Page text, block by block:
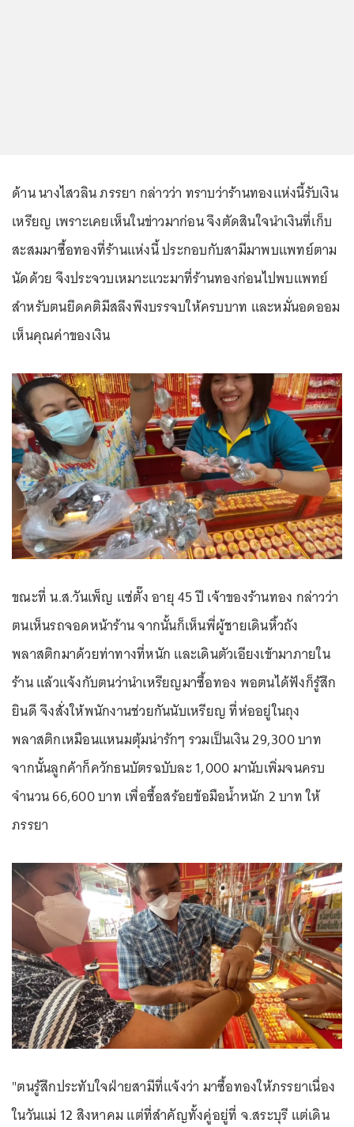
ด้าน นางไสวลิน ภรรยา กล่าวว่า ทราบว่าร้านทองแห่งนี้รับเงิน
เหรียญ เพราะเคยเห็นในข่าวมาก่อน จึงตัดสินใจนำเงินที่เก็บ
สะสมมาซื้อทองที่ร้านแห่งนี้ ประกอบกับสามีมาพบแพทย์ตาม
นัดด้วย จึงประจวบเหมาะแวะมาที่ร้านทองก่อนไปพบแพทย์
สำหรับตนยึดคติมีสลึงพึงบรรจบให้ครบบาท และหมั่นอดออม
เห็นคุณค่าของเงิน
ขณะที่ น.ส.วันเพ็ญ แซ่ตั๊ง อายุ 45 ปี เจ้าของร้านทอง กล่าวว่า
ตนเห็นรถจอดหน้าร้าน จากนั้นก็เห็นพี่ผู้ชายเดินหิ้วถัง
พลาสติกมาด้วยท่าทางที่หนัก และเดินตัวเอียงเข้ามาภายใน
ร้าน แล้วแจ้งกับตนว่านำเหรียญมาซื้อทอง พอตนได้ฟังก็รู้สึก
ยินดี จึงสั่งให้พนักงานช่วยกันนับเหรียญ ที่ห่ออยู่ในถุง
พลาสติกเหมือนแหนมตุ้มน่ารักๆ รวมเป็นเงิน 29,300 บาท
จากนั้นลูกค้าก็ควักธนบัตรฉบับละ 1,000 มานับเพิ่มจนครบ
จำนวน 66,600 บาท เพื่อซื้อสร้อยข้อมือน้ำหนัก 2 บาท ให้
ภรรยา
"ตนรู้สึกประทับใจฝ่ายสามีที่แจ้งว่า มาซื้อทองให้ภรรยาเนื่อง
ในวันแม่ 12 สิงหาคม แต่ที่สำคัญทั้งคู่อยู่ที่ จ.สระบุรี แต่เดิน